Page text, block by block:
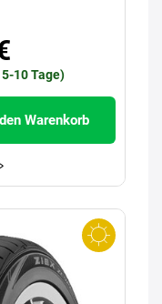
10 Tage)
Warenkorb